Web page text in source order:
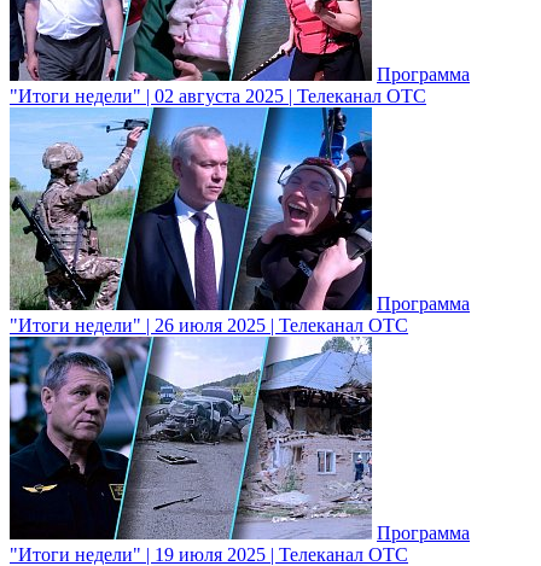
Программа
"Итоги недели" | 02 августа 2025 | Телеканал ОТС
Программа
"Итоги недели" | 26 июля 2025 | Телеканал ОТС
Программа
"Итоги недели" | 19 июля 2025 | Телеканал ОТС